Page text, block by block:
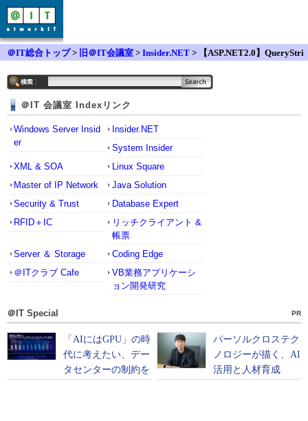
＠IT総合トップ> 旧＠IT会議室 > Insider.NET > 【ASP.NET2.0】QueryStri
＠IT 会議室 Indexリンク
Windows Server Insid
er
Insider.NET
System Insider
XML & SOA
Linux Square
Master of IP Network
Java Solution
Security & Trust
Database Expert
RFID＋IC
リッチクライアント &
帳票
Server ＆ Storage
Coding Edge
＠ITクラブ Cafe
VB業務アプリケーシ
ョン開発研究
＠IT Special PR